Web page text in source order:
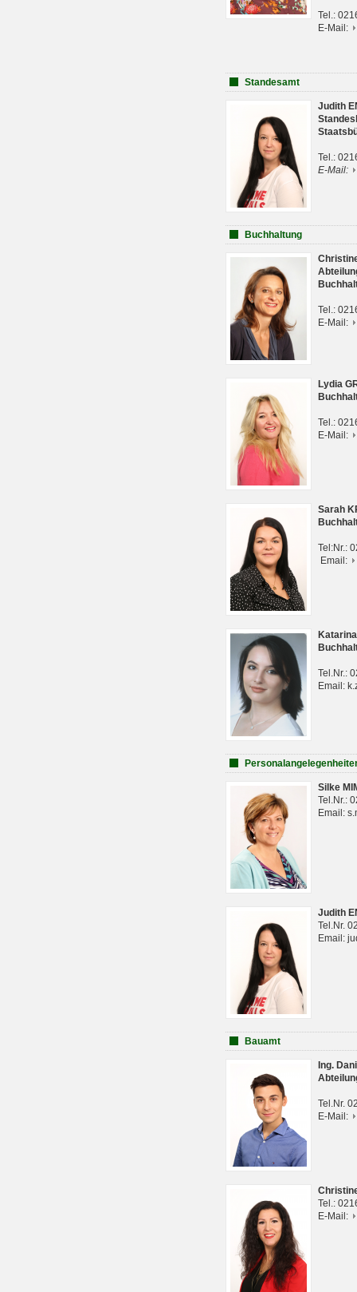
Tel.:
E-Mail:
Standesamt
Judith
Tel.:
E-Mail:
Buchhaltung
Tel.:
E-Mail:
Lydia
Tel.:
E-Mail:
Sarah
Tel:Nr.:
Email:
Tel.Nr.:
Email:
Silke
Tel.Nr.:
Email:
Judith
Tel.Nr.
Email:
Bauamt
Ing.
Tel.Nr.
E-Mail:
Tel.:
E-Mail: